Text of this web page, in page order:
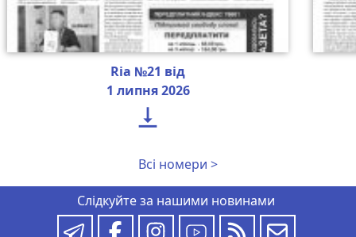
Ria №21 від
1 липня 2026

Всі номери >
Слідкуйте за нашими новинами